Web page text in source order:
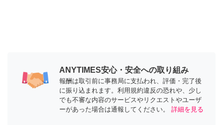
ANYTIMES安心・安全への取り組み
報酬は取引前に事務局に支払われ、評価・完了後
に振り込まれます。利用規約違反の恐れや、少し
でも不審な内容のサービスやリクエストやユーザ
ーがあった場合は通報してください。
詳細を見る